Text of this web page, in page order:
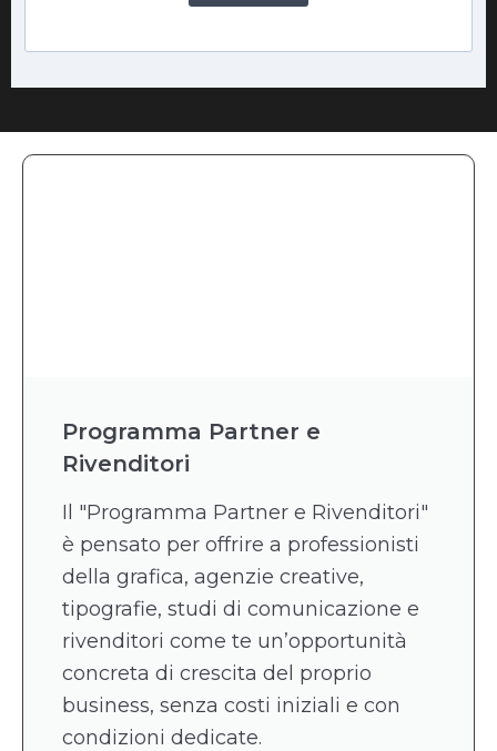
Programma Partner e
Rivenditori
Il "Programma Partner e Rivenditori"
è pensato per offrire a professionisti
della grafica, agenzie creative,
tipografie, studi di comunicazione e
rivenditori come te un’opportunità
concreta di crescita del proprio
business, senza costi iniziali e con
condizioni dedicate.